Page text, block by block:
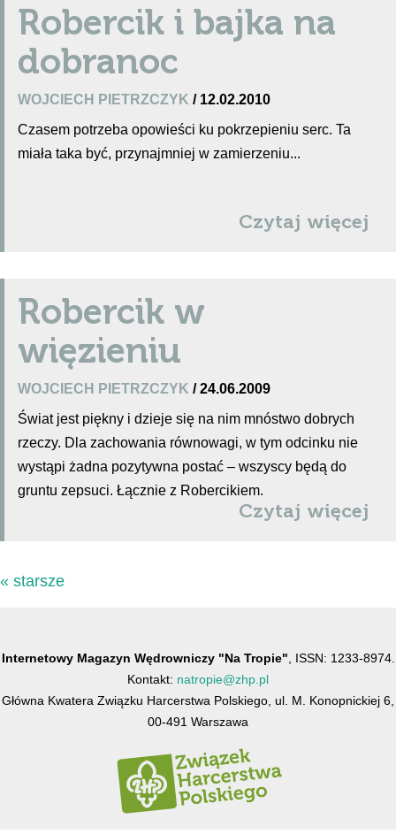
Robercik i bajka na
dobranoc
WOJCIECH PIETRZCZYK / 12.02.2010
Czasem potrzeba opowieści ku pokrzepieniu serc. Ta
miała taka być, przynajmniej w zamierzeniu...
Czytaj więcej
Robercik w
więzieniu
WOJCIECH PIETRZCZYK / 24.06.2009
Świat jest piękny i dzieje się na nim mnóstwo dobrych
rzeczy. Dla zachowania równowagi, w tym odcinku nie
wystąpi żadna pozytywna postać – wszyscy będą do
gruntu zepsuci. Łącznie z Robercikiem.
Czytaj więcej
« starsze
Internetowy Magazyn Wędrowniczy "Na Tropie" , ISSN: 1233-8974.
Kontakt: natropie@zhp.pl
Główna Kwatera Związku Harcerstwa Polskiego, ul. M. Konopnickiej 6,
00-491 Warszawa